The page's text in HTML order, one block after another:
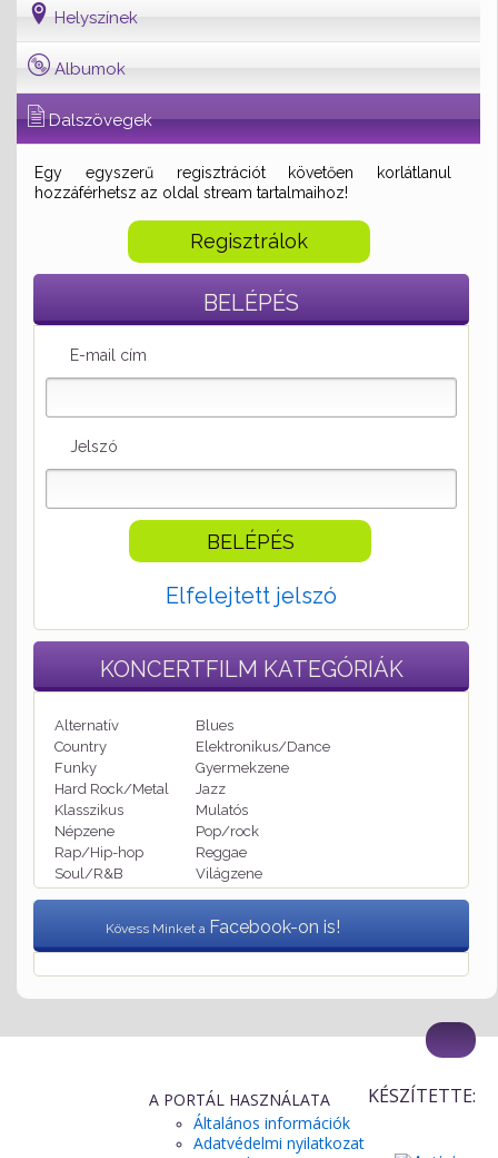
Helyszínek
Albumok
Dalszövegek
Egy egyszerű regisztrációt követően korlátlanul
hozzáférhetsz az oldal stream tartalmaihoz!
Regisztrálok
BELÉPÉS
E-mail cím
Jelszó
Elfelejtett jelszó
KONCERTFILM KATEGÓRIÁK
Alternatív
Blues
Country
Elektronikus/Dance
Funky
Gyermekzene
Hard Rock/Metal
Jazz
Klasszikus
Mulatós
Népzene
Pop/rock
Rap/Hip-hop
Reggae
Soul/R&B
Világzene
Kövess Minket a Facebook-on is!
A PORTÁL HASZNÁLATA
Általános információk
Adatvédelmi nyilatkozat
KÉSZÍTETTE: